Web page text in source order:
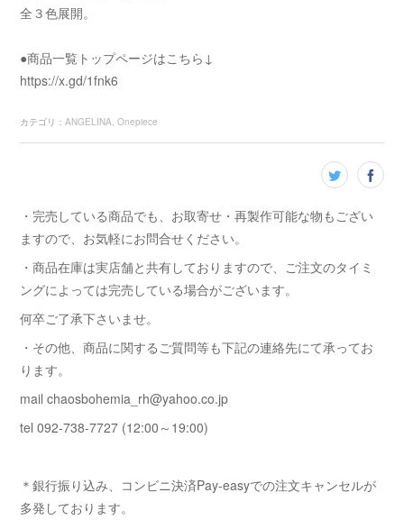
全３色展開。
●商品一覧トップページはこちら↓
https://x.gd/1fnk6
カテゴリ ：ANGELINA Onepiece
・完売している商品でも、お取寄せ・再製作可能な物もござい
ますので、お気軽にお問合せください。
・商品在庫は実店舗と共有しておりますので、ご注文のタイミ
ングによっては完売している場合がございます。
何卒ご了承下さいませ。
・その他、商品に関するご質問等も下記の連絡先にて承ってお
ります。
mail chaosbohemia_rh@yahoo.co.jp
tel 092-738-7727 (12:00～19:00)
＊銀行振り込み、コンビニ決済Pay-easyでの注文キャンセルが
多発しております。